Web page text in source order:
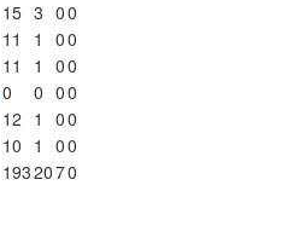
15 3 00
11 1 00
11 1 00
0 0 00
12 1 00
10 1 00
1932070